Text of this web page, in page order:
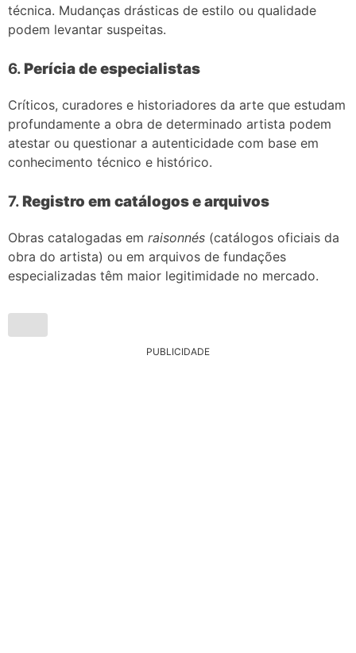
técnica. Mudanças drásticas de estilo ou qualidade
podem levantar suspeitas.
6. Perícia de especialistas
Críticos, curadores e historiadores da arte que estudam
profundamente a obra de determinado artista podem
atestar ou questionar a autenticidade com base em
conhecimento técnico e histórico.
7. Registro em catálogos e arquivos
Obras catalogadas em raisonnés (catálogos oficiais da
obra do artista) ou em arquivos de fundações
especializadas têm maior legitimidade no mercado.
PUBLICIDADE